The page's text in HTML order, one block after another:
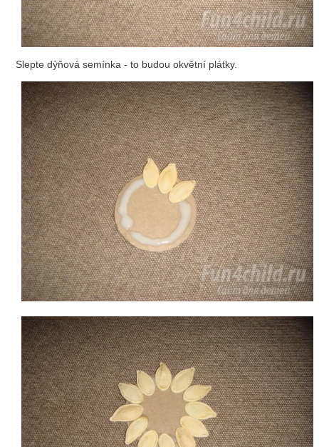
Slepte dýňová semínka - to budou okvětní plátky.